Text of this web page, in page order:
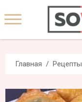
Главная Рецепты